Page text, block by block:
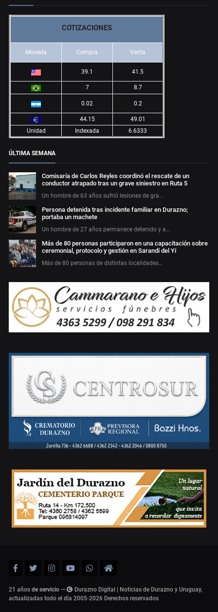
COTIZACIONES
Moneda Compra Venta
39.1 41.5
7 8.7
0.02 0.2
44.15
49.01
Unidad
Indexada 6.6333
ÚLTIMA SEMANA
Comisaría de Carlos Reyles coordinó el rescate de un
conductor atrapado tras un grave siniestro en Ruta 5
Un hombre de 63 años sufrió lesiones de gra…
Persona detenida tras incidente familiar en Durazno;
portaba un machete
Un hombre de 27 años permanece detenido y a…
Más de 80 personas participaron en una capacitación sobre
ceremonial, protocolo y gestión en Sarandí del Yí
Más de 80 personas de distintas localidades…
21 años de servicio —
Durazno Digital | Noticias de Durazno y Uruguay,
actualizadas todo el día 2005-2026 Derechos reservados